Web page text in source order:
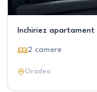
Inchiriez apartament
2 camere
Oradea